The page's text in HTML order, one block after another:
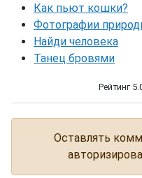
Как пьют кошки?
Фотографии
Найди человека
Танец бровями
Рейтинг
Оставлять